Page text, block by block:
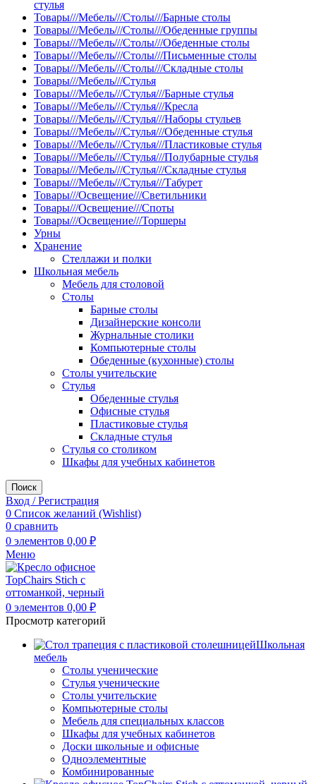
стулья
Товары///Мебель///Столы///Барные столы
Товары///Мебель///Столы///Обеденные группы
Товары///Мебель///Столы///Обеденные столы
Товары///Мебель///Столы///Письменные столы
Товары///Мебель///Столы///Складные столы
Товары///Мебель///Стулья
Товары///Мебель///Стулья///Барные стулья
Товары///Мебель///Стулья///Кресла
Товары///Мебель///Стулья///Наборы стульев
Товары///Мебель///Стулья///Обеденные стулья
Товары///Мебель///Стулья///Пластиковые стулья
Товары///Мебель///Стулья///Полубарные стулья
Товары///Мебель///Стулья///Складные стулья
Товары///Мебель///Стулья///Табурет
Товары///Освещение///Светильники
Товары///Освещение///Споты
Товары///Освещение///Торшеры
Урны
Хранение
Стеллажи и полки
Школьная мебель
Мебель для столовой
Столы
Барные столы
Дизайнерские консоли
Журнальные столики
Компьютерные столы
Обеденные (кухонные) столы
Столы учительские
Стулья
Обеденные стулья
Офисные стулья
Пластиковые стулья
Складные стулья
Стулья со столиком
Шкафы для учебных кабинетов
Поиск
Вход / Регистрация
0 Список желаний (Wishlist)
0 сравнить
0 элементов 0,00 ₽
Меню
0 элементов 0,00 ₽
Просмотр категорий
Школьная
мебель
Столы ученические
Стулья ученические
Столы учительские
Компьютерные столы
Мебель для специальных классов
Шкафы для учебных кабинетов
Доски школьные и офисные
Одноэлементные
Комбинированные